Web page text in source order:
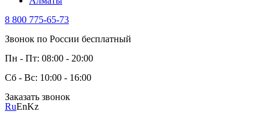
8 800 775-65-73
Звонок по России бесплатный
Пн - Пт: 08:00 - 20:00
Сб - Вс: 10:00 - 16:00
Заказать звонок
RuEnKz